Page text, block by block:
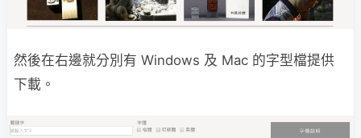
然後在右邊就分別有 Windows 及 Mac 的字型檔提供
下載。